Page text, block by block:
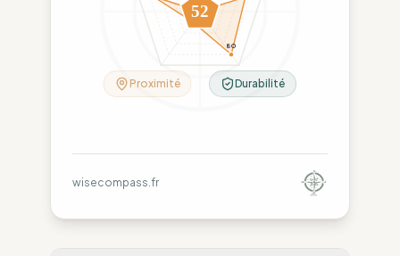
80
19
52
Durabilité
Proximité
wisecompass.fr